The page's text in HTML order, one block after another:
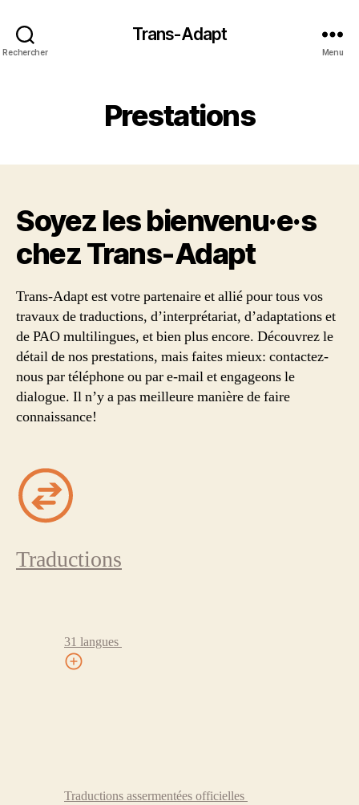
Rechercher
Trans-Adapt
Menu
Prestations
Soyez les bienvenu·e·s
chez Trans‑Adapt
Trans-Adapt est votre partenaire et allié pour tous vos
travaux de traductions, d’interprétariat, d’adaptations et
de PAO multilingues, et bien plus encore. Découvrez le
détail de nos prestations, mais faites mieux: contactez-
nous par téléphone ou par e-mail et engageons le
dialogue. Il n’y a pas meilleure manière de faire
connaissance!
Traductions
31 langues
Traductions assermentées officielles